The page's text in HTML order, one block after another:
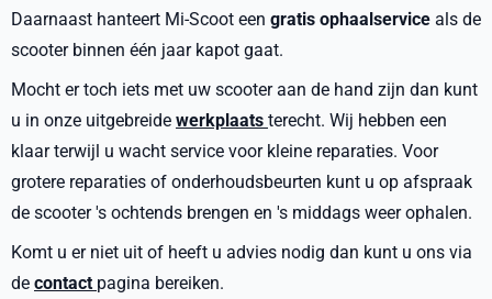
Daarnaast hanteert Mi-Scoot een gratis ophaalservice als de
scooter binnen één jaar kapot gaat.
Mocht er toch iets met uw scooter aan de hand zijn dan kunt
u in onze uitgebreide werkplaats terecht. Wij hebben een
klaar terwijl u wacht service voor kleine reparaties. Voor
grotere reparaties of onderhoudsbeurten kunt u op afspraak
de scooter 's ochtends brengen en 's middags weer ophalen.
Komt u er niet uit of heeft u advies nodig dan kunt u ons via
de contact pagina bereiken.